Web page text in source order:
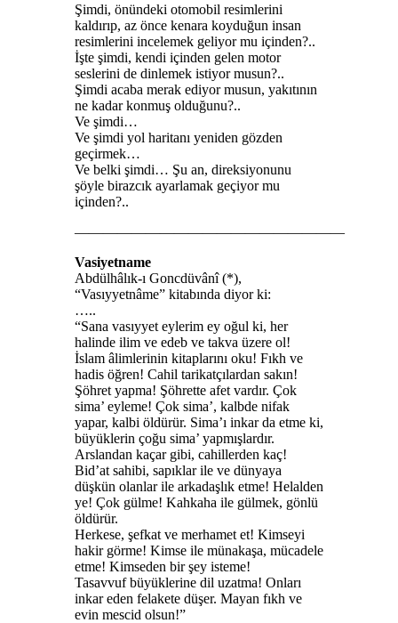
Şimdi, önündeki otomobil resimlerini
kaldırıp, az önce kenara koyduğun insan
resimlerini incelemek geliyor mu içinden?..
İşte şimdi, kendi içinden gelen motor
seslerini de dinlemek istiyor musun?..
Şimdi acaba merak ediyor musun, yakıtının
ne kadar konmuş olduğunu?..
Ve şimdi…
Ve şimdi yol haritanı yeniden gözden
geçirmek…
Ve belki şimdi… Şu an, direksiyonunu
şöyle birazcık ayarlamak geçiyor mu
içinden?..
———————————————————
Vasiyetname
Abdülhâlık-ı Goncdüvânî (*),
“Vasıyyetnâme” kitabında diyor ki:
…..
“Sana vasıyyet eylerim ey oğul ki, her
halinde ilim ve edeb ve takva üzere ol!
İslam âlimlerinin kitaplarını oku! Fıkh ve
hadis öğren! Cahil tarikatçılardan sakın!
Şöhret yapma! Şöhrette afet vardır. Çok
sima’ eyleme! Çok sima’, kalbde nifak
yapar, kalbi öldürür. Sima’ı inkar da etme ki,
büyüklerin çoğu sima’ yapmışlardır.
Arslandan kaçar gibi, cahillerden kaç!
Bid’at sahibi, sapıklar ile ve dünyaya
düşkün olanlar ile arkadaşlık etme! Helalden
ye! Çok gülme! Kahkaha ile gülmek, gönlü
öldürür.
Herkese, şefkat ve merhamet et! Kimseyi
hakir görme! Kimse ile münakaşa, mücadele
etme! Kimseden bir şey isteme!
Tasavvuf büyüklerine dil uzatma! Onları
inkar eden felakete düşer. Mayan fıkh ve
evin mescid olsun!”